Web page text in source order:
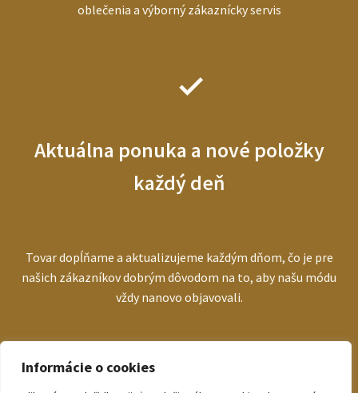
Informácie o cookies
oblečenia a výborný zákaznícky servis
Aktuálna ponuka a nové položky
každý deň
Tovar dopĺňame a aktualizujeme každým dňom, čo je pre
našich zákazníkov dobrým dôvodom na to, aby našu módu
vždy nanovo objavovali.